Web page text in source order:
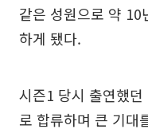
같은 성원으로 약 10
하게 됐다.
시즌1 당시 출연했
로 합류하며 큰 기대